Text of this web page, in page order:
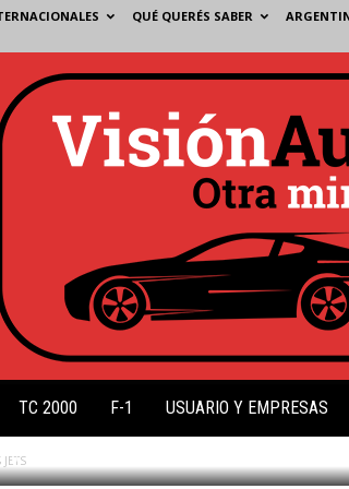
QUÉ QUERÉS SABER
TC 2000 F-1 USUARIO Y EMPRESAS
JETS
0